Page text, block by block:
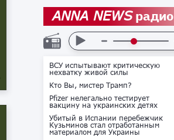
ANNA NEWSрадио
ВСУ испытывают критическую
нехватку живой силы
Кто Вы, мистер Трамп?
Pfizer нелегально тестирует
вакцину на украинских детях
Убитый в Испании перебежчик
Кузьминов стал отработанным
материалом для Украины